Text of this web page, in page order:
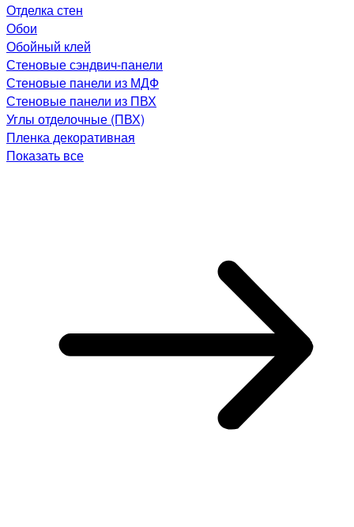
Отделка стен
Обои
Обойный клей
Стеновые сэндвич-панели
Стеновые панели из МДФ
Стеновые панели из ПВХ
Углы отделочные (ПВХ)
Пленка декоративная
Показать все